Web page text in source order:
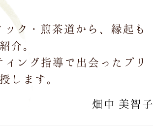
ク・煎茶道から、縁起も
介。
ィング指導で出会ったプリ
します。
畑中 美智子